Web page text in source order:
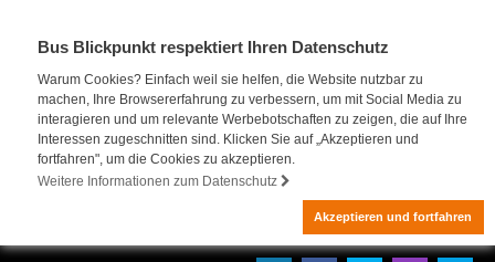
Bus Blickpunkt respektiert Ihren Datenschutz
Warum Cookies? Einfach weil sie helfen, die Website nutzbar zu
machen, Ihre Browsererfahrung zu verbessern, um mit Social Media zu
interagieren und um relevante Werbebotschaften zu zeigen, die auf Ihre
Interessen zugeschnitten sind. Klicken Sie auf „Akzeptieren und
fortfahren", um die Cookies zu akzeptieren.
Weitere Informationen zum Datenschutz
Akzeptieren und fortfahren